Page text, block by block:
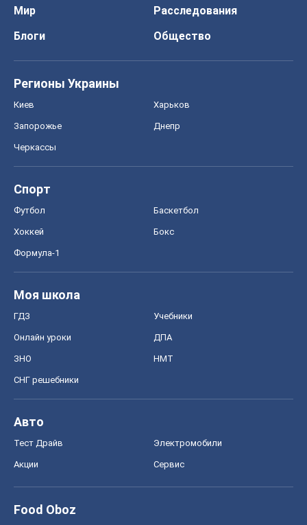
Мир
Расследования
Блоги
Общество
Регионы Украины
Киев Харьков
Запорожье Днепр
Черкассы
Спорт
Футбол Баскетбол
Хоккей Бокс
Формула-1
Моя школа
ГДЗ Учебники
Онлайн уроки ДПА
ЗНО НМТ
СНГ решебники
Авто
Тест Драйв Электромобили
Акции Сервис
Food Oboz